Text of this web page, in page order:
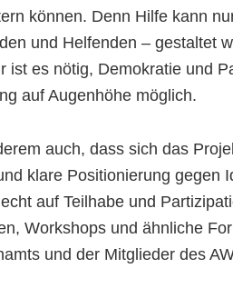
können. Denn Hilfe kann
und Helfenden – gestaltet
ist es nötig, Demokratie und
auf Augenhöhe möglich.
auch, dass sich das
klare Positionierung gegen
auf Teilhabe und
Workshops und ähnliche
und der Mitglieder des